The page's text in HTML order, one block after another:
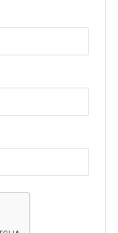
et al。レー
起光源として
、ドープ
ピングパワ
、Tanant
使用してモー
を得た。スロ
て通常の半導